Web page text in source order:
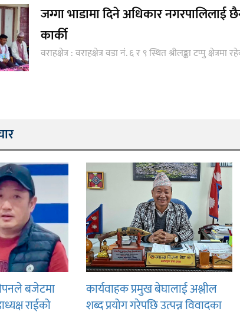
जग्गा भाडामा दिने अधिकार नगरपालिलाई
कार्की
वराहक्षेत्र : वराहक्षेत्र वडा नं. ६ र ९ स्थित श्रीलङ्का टप्पु
बजेटमा
राईको
कार्यवाहक प्रमुख बेघालाई अश्लील
शब्द प्रयोग गरेपछि उत्पन्न विवादका